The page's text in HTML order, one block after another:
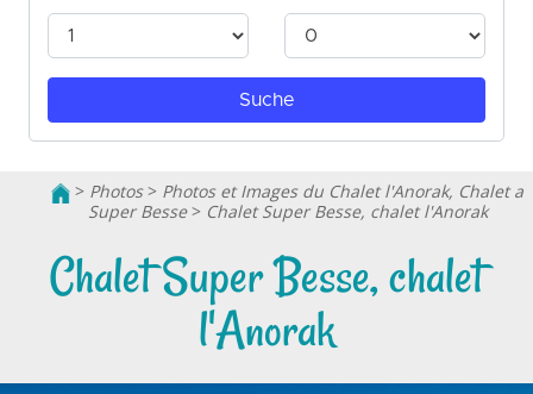
> Photos> Photos et Images du Chalet l'Anorak, Chalet a
Super Besse> Chalet Super Besse, chalet l'Anorak
Chalet Super Besse, chalet
l'Anorak